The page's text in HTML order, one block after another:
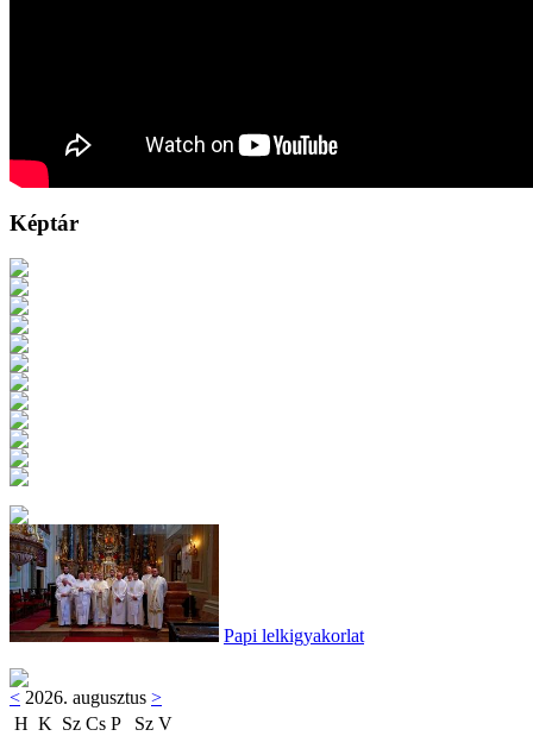
Képtár
Papi lelkigyakorlat
< 2026. augusztus >
H K Sz Cs P Sz V